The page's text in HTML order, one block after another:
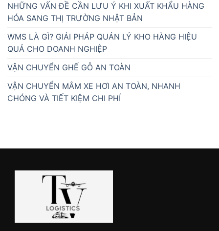
NHỮNG VẤN ĐỀ CẦN LƯU Ý KHI XUẤT KHẨU HÀNG
HÓA SANG THỊ TRƯỜNG NHẬT BẢN
WMS LÀ GÌ? GIẢI PHÁP QUẢN LÝ KHO HÀNG HIỆU
QUẢ CHO DOANH NGHIỆP
VẬN CHUYỂN GHẾ GỖ AN TOÀN
VẬN CHUYỂN MÂM XE HƠI AN TOÀN, NHANH
CHÓNG VÀ TIẾT KIỆM CHI PHÍ